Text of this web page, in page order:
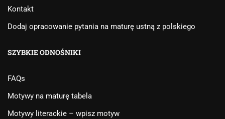
Kontakt
Dodaj opracowanie pytania na maturę ustną z polskiego
SZYBKIE ODNOŚNIKI
FAQs
Motywy na maturę tabela
Motywy literackie – wpisz motyw